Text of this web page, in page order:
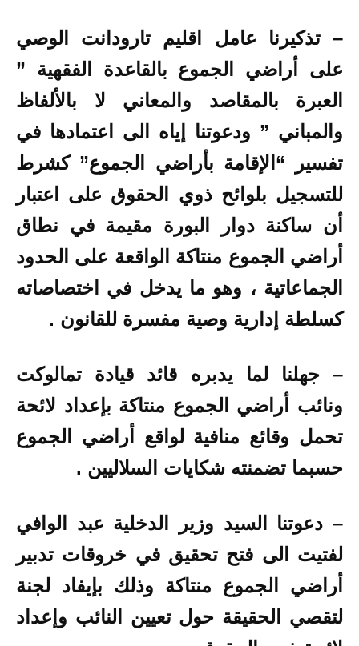
– تذكيرنا عامل اقليم تارودانت الوصي
على أراضي الجموع بالقاعدة الفقهية ”
العبرة بالمقاصد والمعاني لا بالألفاظ
والمباني ” ودعوتنا إياه الى اعتمادها في
تفسير “الإقامة بأراضي الجموع” كشرط
للتسجيل بلوائح ذوي الحقوق على اعتبار
أن ساكنة دوار البورة مقيمة في نطاق
أراضي الجموع منتاكة الواقعة على الحدود
الجماعاتية ، وهو ما يدخل في اختصاصاته
كسلطة إدارية وصية مفسرة للقانون .
– جهلنا لما يدبره قائد قيادة تمالوكت
ونائب أراضي الجموع منتاكة بإعداد لائحة
تحمل وقائع منافية لواقع أراضي الجموع
حسبما تضمنته شكايات السلاليين .
– دعوتنا السيد وزير الدخلية عبد الوافي
لفتيت الى فتح تحقيق في خروقات تدبير
أراضي الجموع منتاكة وذلك بإيفاد لجنة
لتقصي الحقيقة حول تعيين النائب وإعداد